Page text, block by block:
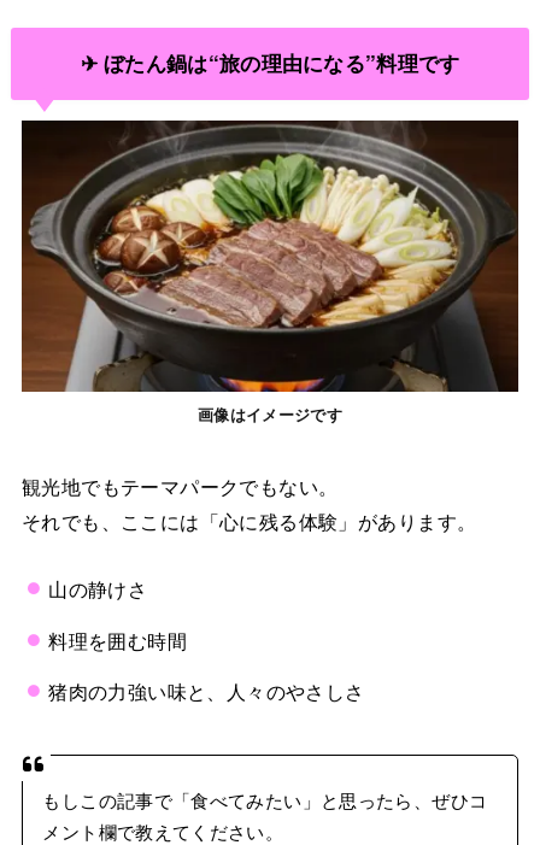
✈ ぼたん鍋は“旅の理由になる”料理です
画像はイメージです
観光地でもテーマパークでもない。
それでも、ここには「心に残る体験」があります。
山の静けさ
料理を囲む時間
猪肉の力強い味と、人々のやさしさ
もしこの記事で「食べてみたい」と思ったら、ぜひコ
メント欄で教えてください。